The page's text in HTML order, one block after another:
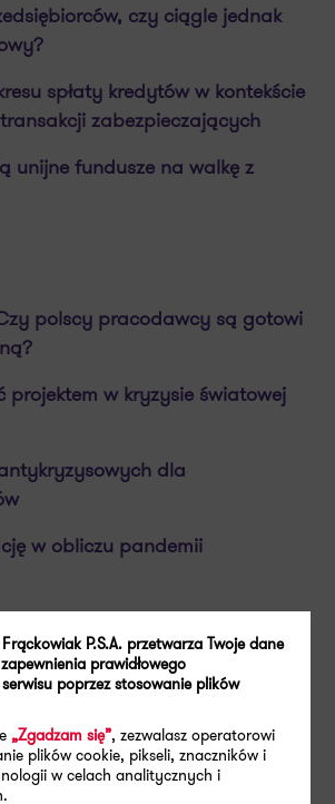
czy ciągle jednak
spłaty kredytów w kontekście
zabezpieczających
unijne fundusze na walkę z
polscy pracodawcy są gotowi
projektem w kryzysie światowej
dla
w obliczu pandemii
I BEZPIECZEŃSTWO
– dlaczego i jak badamy
w czasie kwarantanny
– lekarstwo na problemy
P.S.A. przetwarza Twoje dane
prawidłowego
poprzez stosowanie plików
„Zgadzam się”, zezwalasz operatorowi
plików cookie, pikseli, znaczników i
w celach analitycznych i